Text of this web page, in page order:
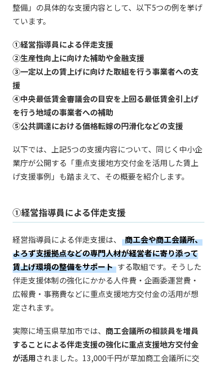
整備」の具体的な支援内容として、以下5つの例を挙げ
ています。
①経営指導員による伴走支援
②生産性向上に向けた補助や金融支援
③一定以上の賃上げに向けた取組を行う事業者への支
援
④中央最低賃金審議会の目安を上回る最低賃金引上げ
を行う地域の事業者への補助
⑤公共調達における価格転嫁の円滑化などの支援
以下では、上記5つの支援内容について、同じく中小企
業庁が公開する「重点支援地方交付金を活用した賃上
げ支援事例」も踏まえて、その概要を紹介します。
①経営指導員による伴走支援
経営指導員による伴走支援は、
商工会や商工会議所、
よろず支援拠点などの専門人材が経営者に寄り添って
賃上げ環境の整備をサポート する取組です。そうした
伴走支援体制の強化にかかる人件費・企画委運営費・
広報費・事務費などに重点支援地方交付金の活用が想
定されます。
実際に埼玉県草加市では、 商工会議所の相談員を増員
することによる伴走支援の強化に重点支援地方交付金
が活用されました。13,000千円が草加商工会議所に交